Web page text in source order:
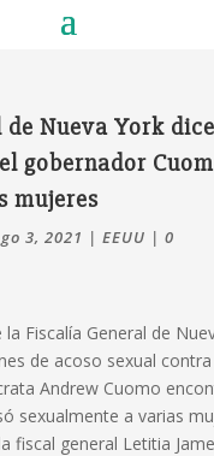
Nueva York
gobernador
mujeres
3, 2021 | EEUU | 0
Fiscalía General de
de acoso sexual contra
Andrew Cuomo
sexualmente a varias
fiscal general Letitia